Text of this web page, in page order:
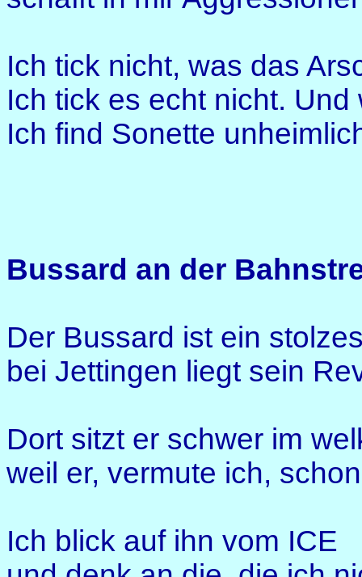
Ich tick nicht, was das
Ich tick es echt nicht.
Ich find Sonette
Bussard an der
Der Bussard ist ein
bei Jettingen liegt sein
Dort sitzt er schwer im
weil er, vermute ich,
Ich blick auf ihn vom ICE